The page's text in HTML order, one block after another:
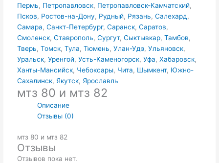
Пермь, Петропавловск, Петропавловск-Камчатский,
Псков, Ростов-на-Дону, Рудный, Рязань, Салехард ,
Самара, Санкт-Петербург, Саранск, Саратов,
Смоленск, Ставрополь, Сургут, Сыктывкар, Тамбов,
Тверь, Томск, Тула, Тюмень, Улан-Удэ, Ульяновск,
Уральск, Уренгой, Усть-Каменогорск, Уфа, Хабаровск,
Ханты-Мансийск, Чебоксары, Чита, Шымкент, Южно-
Сахалинск, Якутск, Ярославль
мтз 80 и мтз 82
Описание
Отзывы (0)
мтз 80 и мтз 82
Отзывы
Отзывов пока нет.